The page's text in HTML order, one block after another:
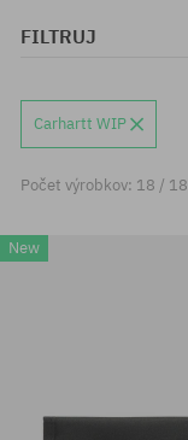
FILTRUJ
Carhartt WIP
Počet výrobkov: 18 / 18
New